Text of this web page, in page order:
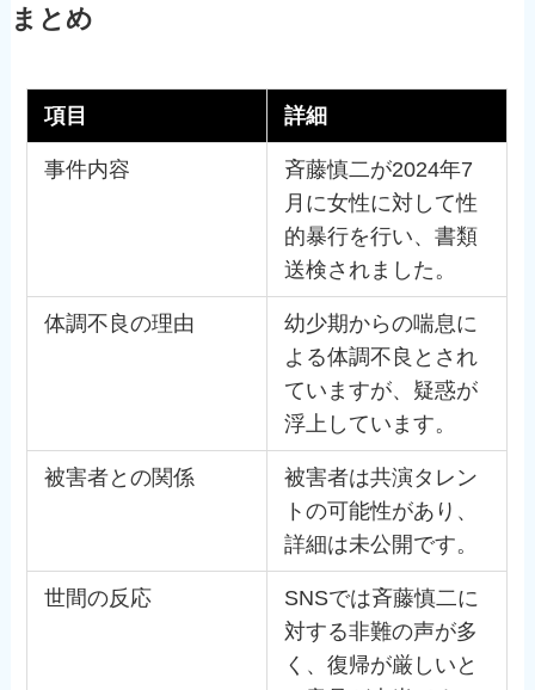
まとめ
項目 詳細
事件内容
斉藤慎二が2024年7
月に女性に対して性
的暴行を行い、書類
送検されました。
体調不良の理由
幼少期からの喘息に
よる体調不良とされ
ていますが、疑惑が
浮上しています。
被害者との関係
被害者は共演タレン
トの可能性があり、
詳細は未公開です。
世間の反応
SNSでは斉藤慎二に
対する非難の声が多
く、復帰が厳しいと